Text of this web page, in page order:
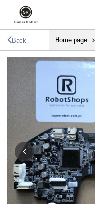
Back Home page